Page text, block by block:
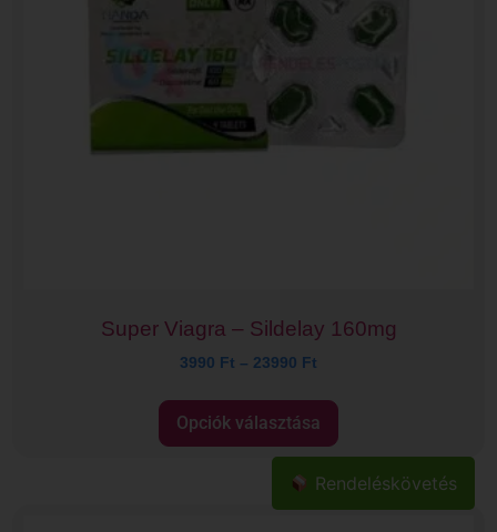
Super Viagra – Sildelay 160mg
3990 Ft – 23990 Ft
Opciók választása
Rendeléskövetés